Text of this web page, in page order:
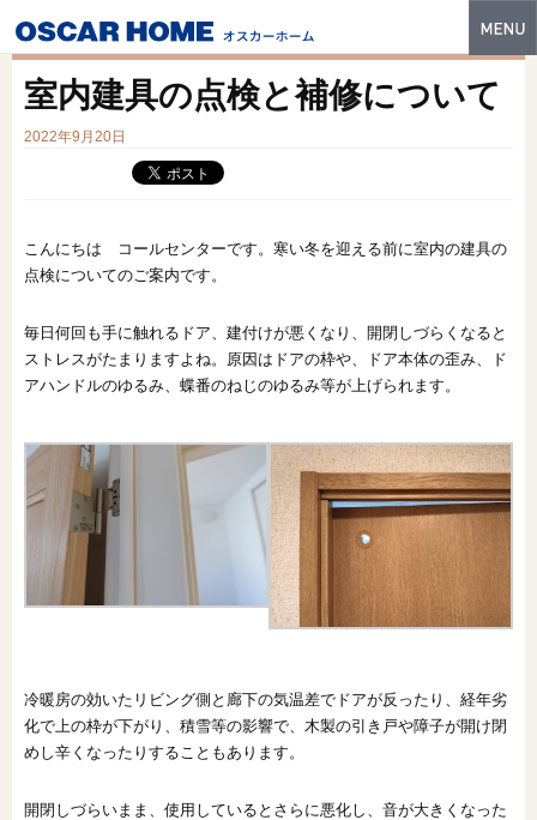
性能・技術
商品ラインナップ
フォトギャラリー
スマートセレクト
土地情報
オンライン相談会
室内建具の点検と補修について
2022年9月20日
こんにちは コールセンターです。寒い冬を迎える前に室内の建具の
点検についてのご案内です。
毎日何回も手に触れるドア、建付けが悪くなり、開閉しづらくなると
ストレスがたまりますよね。原因はドアの枠や、ドア本体の歪み、ド
アハンドルのゆるみ、蝶番のねじのゆるみ等が上げられます。
冷暖房の効いたリビング側と廊下の気温差でドアが反ったり、経年劣
化で上の枠が下がり、積雪等の影響で、木製の引き戸や障子が開け閉
めし辛くなったりすることもあります。
開閉しづらいまま、使用しているとさらに悪化し、音が大きくなった